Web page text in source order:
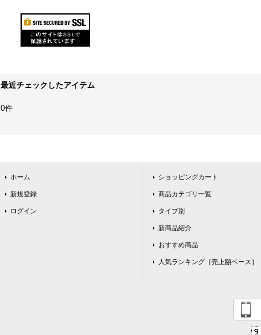
最近チェックしたアイテム
0件
ホーム
新規登録
ログイン
ショッピングカート
商品カテゴリ一覧
タイプ別
新商品紹介
おすすめ商品
人気ランキング［売上額ベース］